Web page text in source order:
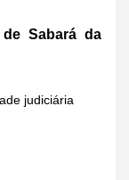
Sabará da
judiciária